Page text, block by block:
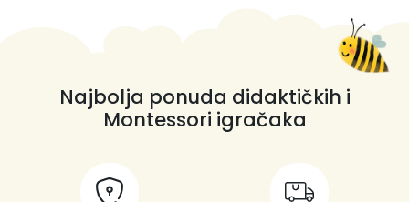
Najbolja ponuda didaktičkih i
Montessori igračaka